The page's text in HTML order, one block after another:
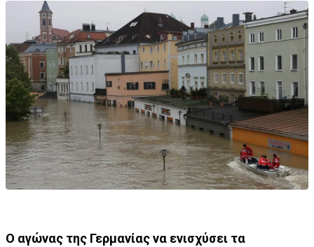
Ο αγώνας της Γερμανίας να ενισχύσει τα